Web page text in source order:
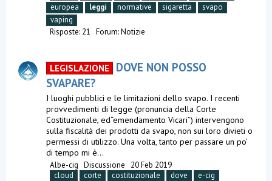
europea
leggi normative sigaretta
svapo
vaping
Risposte: 21 Forum:Notizie
LEGISLAZIONE
DOVE NON POSSO
SVAPARE?
I luoghi pubblici e le limitazioni dello svapo. I recenti
provvedimenti di legge (pronuncia della Corte
Costituzionale, ed“emendamento Vicari”) intervengono
sulla fiscalità dei prodotti da svapo, non sui loro divieti o
permessi di utilizzo. Una volta, tanto per passare un po’
di tempo mi è...
Albe-cig Discussione
20 Feb 2019
cloud
corte costituzionale dove
e-cig